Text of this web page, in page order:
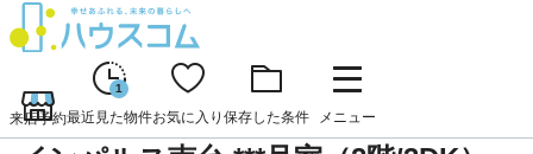
来店予約
1
最近見た物件お気に入り 保存した条件 メニュー